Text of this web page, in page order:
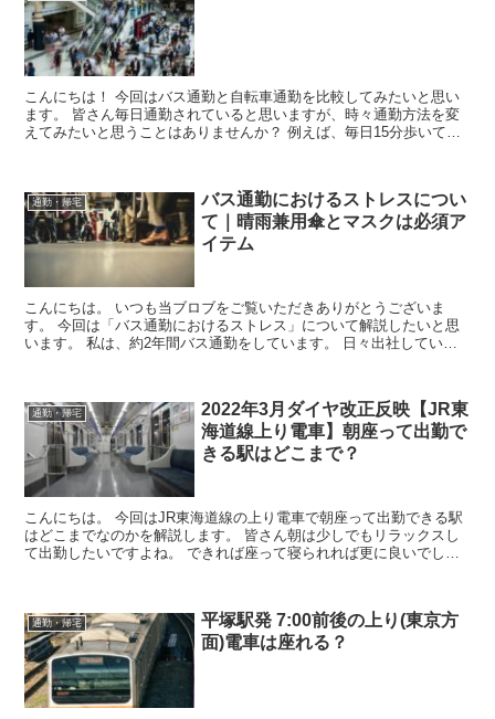
こんにちは！ 今回はバス通勤と自転車通勤を比較してみたいと思い
ます。 皆さん毎日通勤されていると思いますが、時々通勤方法を変
えてみたいと思うことはありませんか？ 例えば、毎日15分歩いてい
通勤・帰宅
バス通勤におけるストレスについ
て｜晴雨兼用傘とマスクは必須ア
イテム
こんにちは。 いつも当ブロブをご覧いただきありがとうございま
す。 今回は「バス通勤におけるストレス」について解説したいと思
います。 私は、約2年間バス通勤をしています。 日々出社していく
通勤・帰宅
2022年3月ダイヤ改正反映【JR東
海道線上り電車】朝座って出勤で
きる駅はどこまで？
こんにちは。 今回はJR東海道線の上り電車で朝座って出勤できる駅
はどこまでなのかを解説します。 皆さん朝は少しでもリラックスし
て出勤したいですよね。 できれば座って寝られれば更に良いでしょ
通勤・帰宅
平塚駅発 7:00前後の上り(東京方
面)電車は座れる？